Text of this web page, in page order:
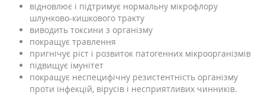
відновлює і підтримує нормальну мікрофлору
шлунково-кишкового тракту
виводить токсини з організму
покращує травлення
пригнічує ріст і розвиток патогенних мікроорганізмів
підвищує імунітет
покращує неспецифічну резистентність організму
проти інфекцій, вірусів і несприятливих чинників.